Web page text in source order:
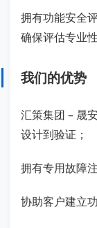
拥有功能安全
确保评估专业性
我们的优势
汇策集团 – 晟
设计到验证；
拥有专用故障
协助客户建立